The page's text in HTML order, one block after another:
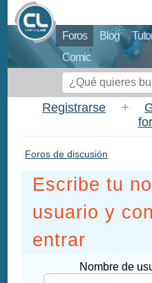
Foros Blog
Comic
Registrarse +
Foros de discusión
Escribe tu
usuario y
entrar
Nombre de